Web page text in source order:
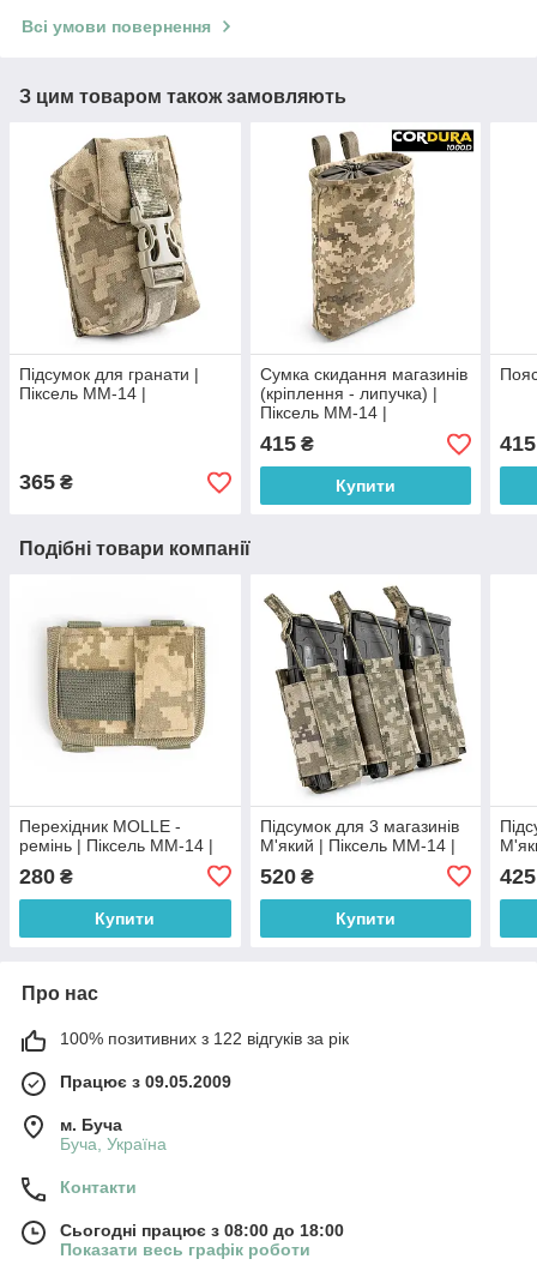
Всі умови повернення
З цим товаром також замовляють
Підсумок для гранати |
Піксель ММ-14 |
365 ₴
Сумка скидання магазинів
(кріплення - липучка) |
Піксель ММ-14 |
415₴
Купити
415
Подібні товари компанії
Перехідник MOLLE -
ремінь | Піксель ММ-14 |
280 ₴
Купити
Підсумок для 3 магазинів
М'який | Піксель ММ-14 |
520₴
Купити
425
Про нас
100% позитивних з 122 відгуків за рік
Працює з 09.05.2009
м. Буча
Буча, Україна
Контакти
Сьогодні працює з 08:00 до 18:00
Показати весь графік роботи